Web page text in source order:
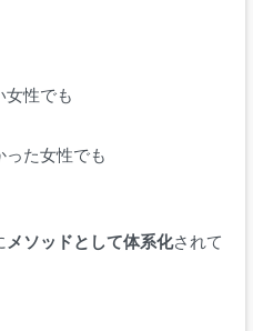
女性でも
た女性でも
メソッドとして体系化されて